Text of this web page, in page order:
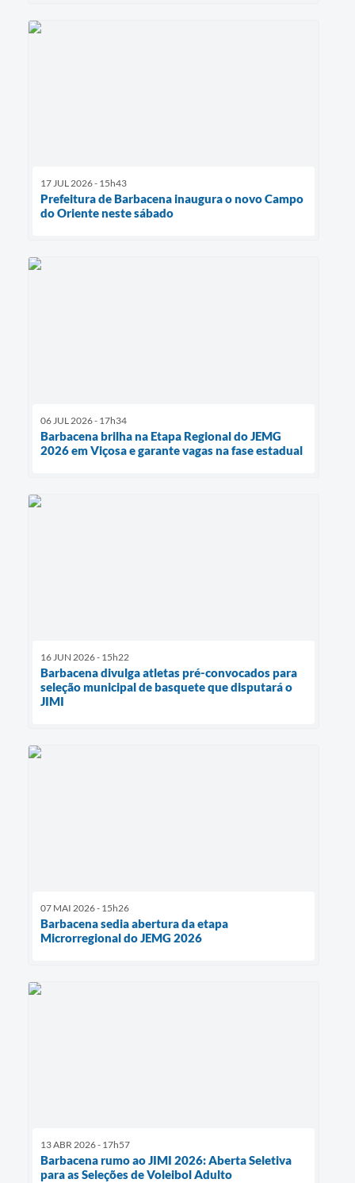
17 JUL 2026 - 15h43
Prefeitura de Barbacena inaugura o novo Campo
do Oriente neste sábado
06 JUL 2026 - 17h34
Barbacena brilha na Etapa Regional do JEMG
2026 em Viçosa e garante vagas na fase estadual
16 JUN 2026 - 15h22
Barbacena divulga atletas pré-convocados para
seleção municipal de basquete que disputará o
JIMI
07 MAI 2026 - 15h26
Barbacena sedia abertura da etapa
Microrregional do JEMG 2026
13 ABR 2026 - 17h57
Barbacena rumo ao JIMI 2026: Aberta Seletiva
para as Seleções de Voleibol Adulto